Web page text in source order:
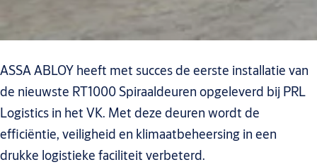
ASSA ABLOY heeft met succes de eerste installatie van
de nieuwste RT1000 Spiraaldeuren opgeleverd bij PRL
Logistics in het VK. Met deze deuren wordt de
efficiëntie, veiligheid en klimaatbeheersing in een
drukke logistieke faciliteit verbeterd.